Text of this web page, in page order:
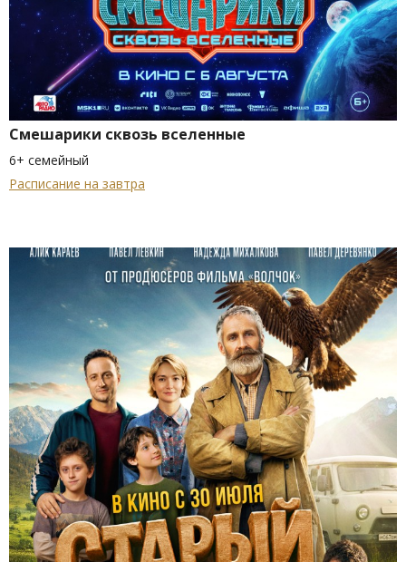
Смешарики сквозь вселенные
6+ семейный
Расписание на завтра